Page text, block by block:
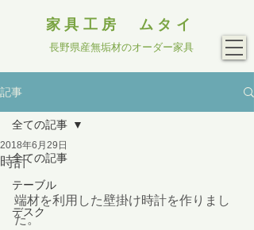
家具工房 ムタイ
長野県産無垢材のオーダー家具
記事
全ての記事
テーブル
デスク
全ての記事
時計
2018年6月29日
端材を利用した壁掛け時計を作りまし
た。